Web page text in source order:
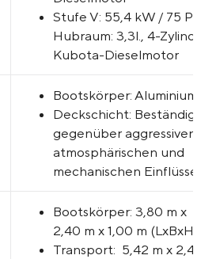
Stufe V: 55,4 kW / 75
Hubraum: 3,3l., 4-
Kubota-Dieselmotor
Bootskörper: Aluminium
Deckschicht: Beständig
gegenüber aggressiven,
atmosphärischen und
mechanischen
Bootskörper: 3,80 m x
2,40 m x 1,00 m (LxBxH)
Transport: 5,42 m x